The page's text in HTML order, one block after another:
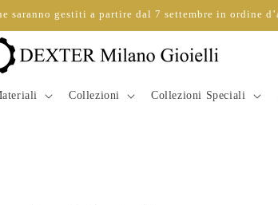
gestiti a partire dal 7 settembre in ordine
Collezioni Collezioni Speciali